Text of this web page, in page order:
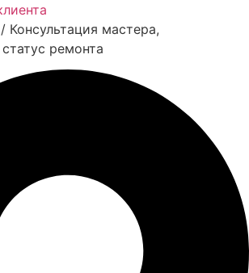
мастера,
ремонта